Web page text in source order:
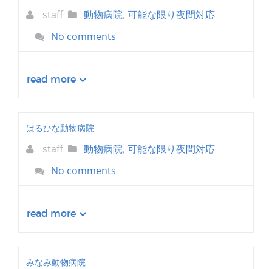
staff 動物病院, 可能な限り夜間対応
No comments
read more
はるひな動物病院
staff 動物病院, 可能な限り夜間対応
No comments
read more
みなみ動物病院